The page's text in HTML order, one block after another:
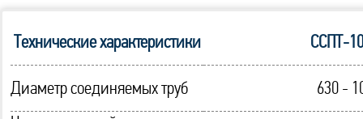
Технические характеристики ССПТ-
Диаметр соединяемых труб
630 -